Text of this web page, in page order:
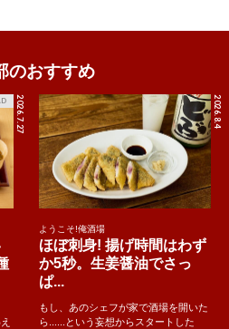
のおすすめ
2026.7.27 2026.8.4
ようこそ!俺酒場
ほぼ刺身! 揚げ時間はわず
か5秒。生姜醤油でさっ
ぱ...
もし、あのシェフが家で酒場を開いた
ら......という妄想からスタートした